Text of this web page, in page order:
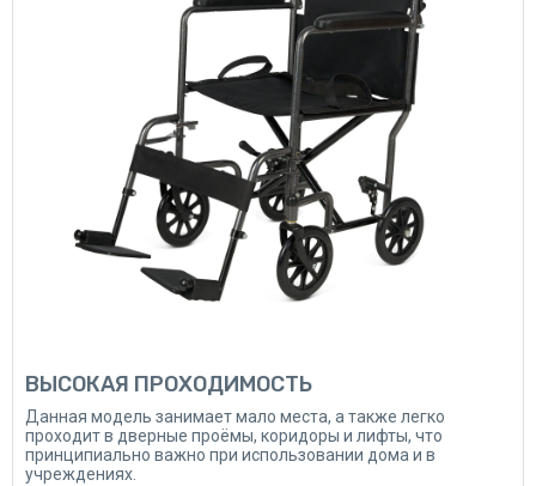
ВЫСОКАЯ ПРОХОДИМОСТЬ
Данная модель занимает мало места, а также легко
проходит в дверные проёмы, коридоры и лифты, что
принципиально важно при использовании дома и в
учреждениях.